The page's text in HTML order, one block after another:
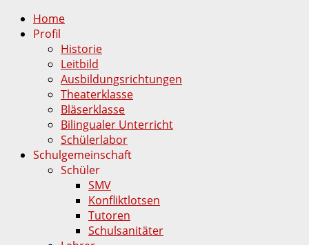
Home
Profil
Historie
Leitbild
Ausbildungsrichtungen
Theaterklasse
Bläserklasse
Bilingualer Unterricht
Schülerlabor
Schulgemeinschaft
Schüler
SMV
Konfliktlotsen
Tutoren
Schulsanitäter